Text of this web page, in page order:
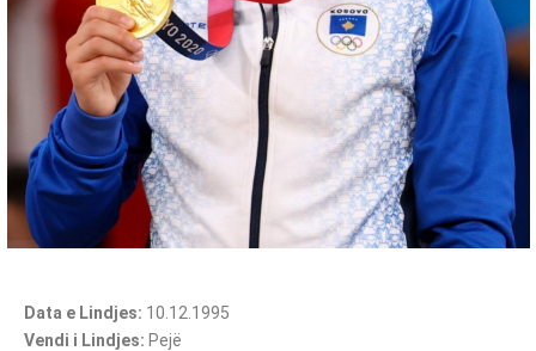
Data e Lindjes: 10.12.1995
Vendi i Lindjes: Pejë